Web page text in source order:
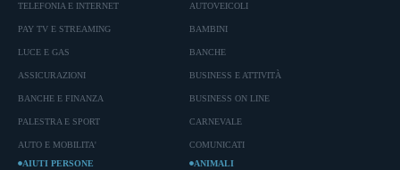
TELEFONIA E INTERNET
PAY TV E STREAMING
LUCE E GAS
ASSICURAZIONI
BANCHE E FINANZA
PALESTRA E SPORT
AUTO E MOBILITA'
AUTOVEICOLI
BAMBINI
BANCHE
BUSINESS E ATTIVITÀ
BUSINESS ON LINE
CARNEVALE
COMUNICATI
AIUTI PERSONE
ANIMALI